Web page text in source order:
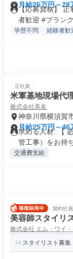
月給26万円～28
【応募資格】 正
者歓迎 #ブランク
学歴不問 経験者歓
正社員
米軍基地現場代
株式会社美友
神奈川県横須賀
月給25万円～46
求める人材: 【
管工事）をお持
交通費支給
契約社員
美容師スタイリ
株式会社 エム・ワイ
スタイリスト募